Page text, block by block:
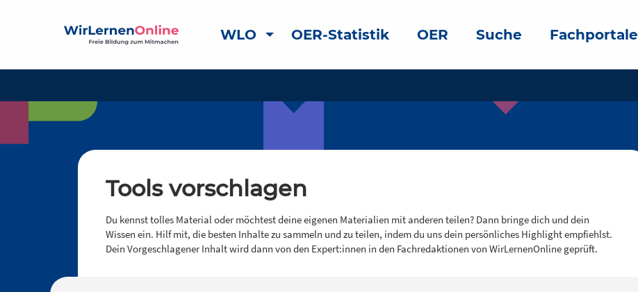
WLO OER-Statistik OER Suche Fachportale
Tools vorschlagen
Du kennst tolles Material oder möchtest deine eigenen Materialien mit anderen teilen? Dann bringe dich und dein
Wissen ein. Hilf mit, die besten Inhalte zu sammeln und zu teilen, indem du uns dein persönliches Highlight empfiehlst.
Dein Vorgeschlagener Inhalt wird dann von den Expert:innen in den Fachredaktionen von WirLernenOnline geprüft.